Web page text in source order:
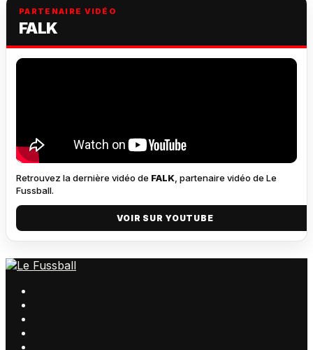
PARTENAIRE VIDÉO
FALK
Retrouvez la dernière vidéo de FALK , partenaire vidéo de Le
Fussball.
VOIR SUR YOUTUBE